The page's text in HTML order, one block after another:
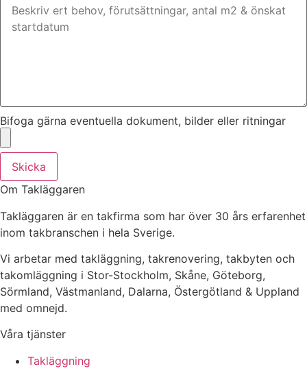
Bifoga gärna eventuella dokument, bilder eller ritningar
Skicka
Om Takläggaren
Takläggaren är en takfirma som har över 30 års erfarenhet
inom takbranschen i hela Sverige.
Vi arbetar med takläggning, takrenovering, takbyten och
takomläggning i Stor-Stockholm, Skåne, Göteborg,
Sörmland, Västmanland, Dalarna, Östergötland & Uppland
med omnejd.
Våra tjänster
Takläggning